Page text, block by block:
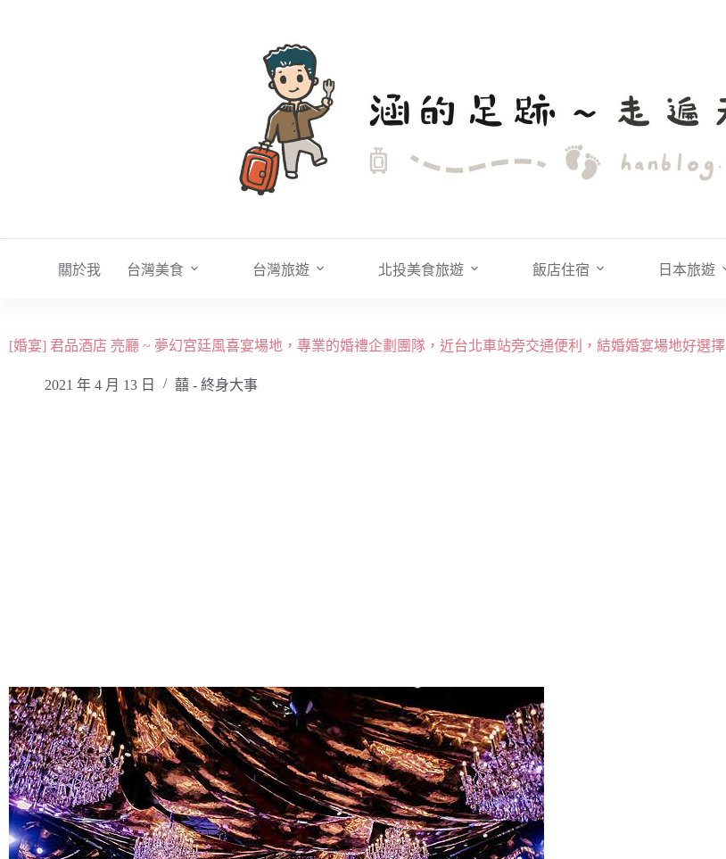
關於我 台灣美食 台灣旅遊 北投美食旅遊 飯店住宿 日本旅遊
[婚宴] 君品酒店 亮廳 ~ 夢幻宮廷風喜宴場地，專業的婚禮企劃團隊，近台北車站旁交通便利，結婚婚宴場地好選擇
2021 年 4 月 13 日 囍 - 終身大事